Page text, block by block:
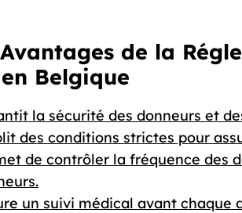
Avantages de la
Belgique
la sécurité des donneurs et
des conditions strictes pour
de contrôler la fréquence des
un suivi médical avant chaque